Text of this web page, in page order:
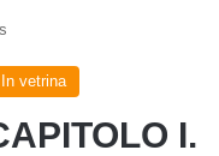
In vetrina
I.